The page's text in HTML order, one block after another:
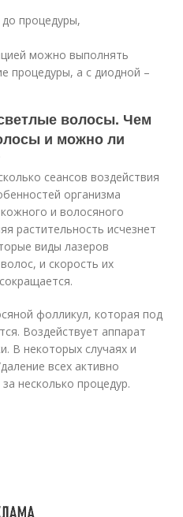
процедуры,
можно выполнять
процедуры, а с диодной –
волосы. Чем
и можно ли
сеансов воздействия
организма
и волосяного
растительность исчезнет
виды лазеров
и скорость их
фолликул, которая под
Воздействует аппарат
В некоторых случаях и
всех активно
несколько процедур.